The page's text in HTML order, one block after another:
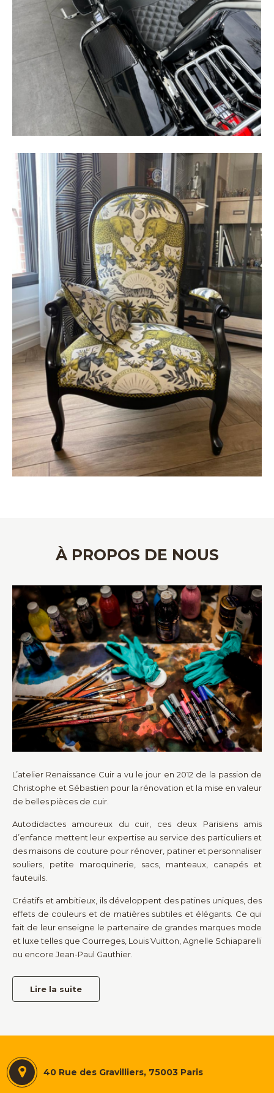
À PROPOS DE NOUS
L’atelier Renaissance Cuir a vu le jour en 2012 de la passion de
Christophe et Sébastien pour la rénovation et la mise en valeur
de belles pièces de cuir.
Autodidactes amoureux du cuir, ces deux Parisiens amis
d’enfance mettent leur expertise au service des particuliers et
des maisons de couture pour rénover, patiner et personnaliser
souliers, petite maroquinerie, sacs, manteaux, canapés et
fauteuils.
Créatifs et ambitieux, ils développent des patines uniques, des
effets de couleurs et de matières subtiles et élégants. Ce qui
fait de leur enseigne le partenaire de grandes marques mode
et luxe telles que Courreges, Louis Vuitton, Agnelle Schiaparelli
ou encore Jean-Paul Gauthier.
Lire la suite
40 Rue des Gravilliers, 75003 Paris